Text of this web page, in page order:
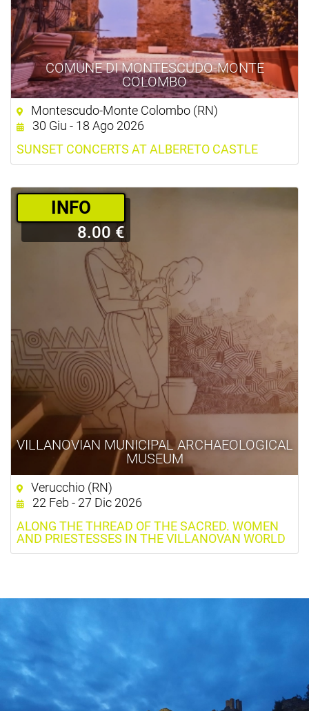
COMUNE DI MONTESCUDO-MONTE
COLOMBO
Montescudo-Monte Colombo (RN)
30 Giu - 18 Ago 2026
SUNSET CONCERTS AT ALBERETO CASTLE
VILLANOVIAN MUNICIPAL ARCHAEOLOGICAL
MUSEUM
­INFO
8.00 €
Verucchio (RN)
22 Feb - 27 Dic 2026
ALONG THE THREAD OF THE SACRED. WOMEN
AND PRIESTESSES IN THE VILLANOVAN WORLD